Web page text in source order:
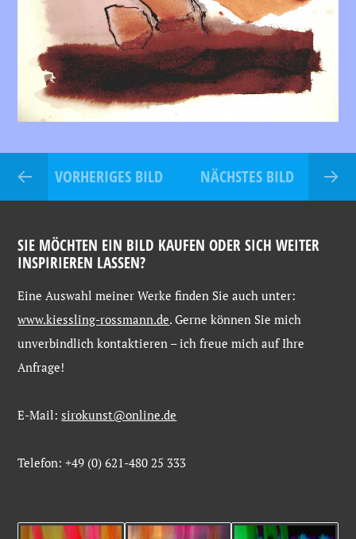
VORHERIGES BILD NÄCHSTES BILD
SIE MÖCHTEN EIN BILD KAUFEN ODER SICH WEITER
INSPIRIEREN LASSEN?
EineAuswahlmeinerWerkefinden Sieauchunter:
www.kiessling-rossmann.de. Gernekönnen Siemich
unverbindlichkontaktieren –ichfreuemichaufIhre
Anfrage!
E-Mail:sirokunst@online.de
Telefon: +49 (0) 621-480 25 333